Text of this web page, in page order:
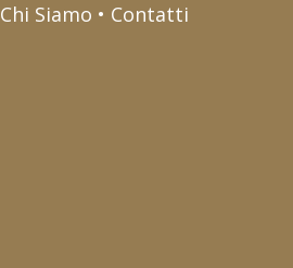
Chi Siamo • Contatti